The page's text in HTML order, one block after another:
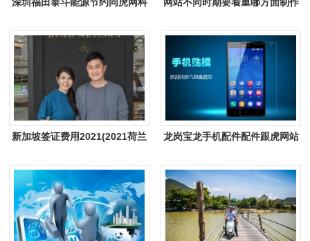
深圳福田泰斗能源节约同虎网科
网站不同时期要着重哪方面制作
新加坡签证费用2021(2021荷兰
龙岗宝龙手机配件配件跟虎网站